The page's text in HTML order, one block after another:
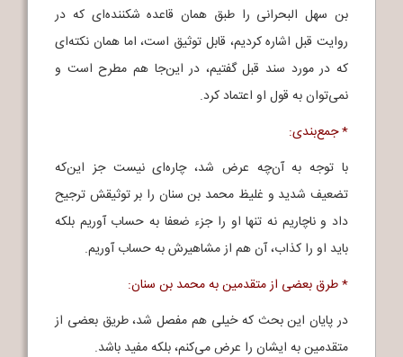
بن سهل البحرانی را طبق همان قاعده شکننده‌ای که در
روایت قبل اشاره کردیم، قابل توثیق است، اما همان نکته‌ای
که در مورد سند قبل گفتیم، در این‌جا هم مطرح است و
نمی‌توان به قول او اعتماد کرد.
* جمع‌بندی:
با توجه به آن‌چه عرض شد، چاره‌ای نیست جز این‌که
تضعیف شدید و غلیظ محمد بن سنان را بر توثیقش ترجیح
داد و ناچاریم نه تنها او را جزء ضعفا به حساب آوریم بلکه
باید او را کذاب، آن هم از مشاهیرش به حساب آوریم.
* طرق بعضی از متقدمین به محمد بن سنان:
در پایان این بحث که خیلی هم مفصل شد، طریق بعضی از
متقدمین به ایشان را عرض می‌کنم، بلکه مفید باشد.